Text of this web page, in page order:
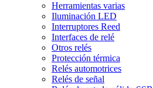
Herramientas varias
Iluminación LED
Interruptores Reed
Interfaces de relé
Otros relés
Protección térmica
Relés automotrices
Relés de señal